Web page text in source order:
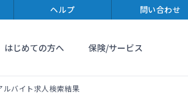
ヘルプ 問い合わせ
はじめての方へ 保険/サービス
バイト求人検索結果